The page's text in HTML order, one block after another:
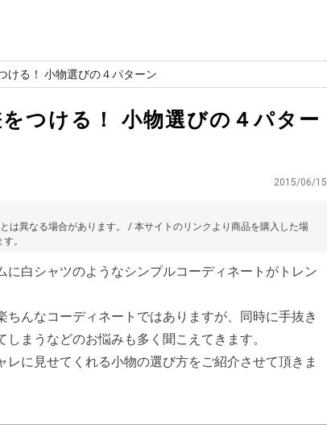
ける！ 小物選びの４パターン
つける！ 小物選びの４パター
2015/06/15
異なる場合があります。 / 本サイトのリンクより商品を購入した場
。
白シャツのようなシンプルコーディネートがトレン
んなコーディネートではありますが、同時に手抜き
まうなどのお悩みも多く聞こえてきます。
に見せてくれる小物の選び方をご紹介させて頂きま